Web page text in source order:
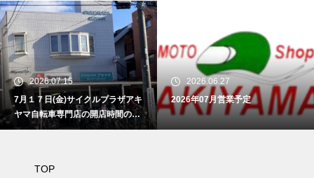
2026.07.15
7月１７日(金)サイクルプラザアキ
ヤマ自転車専門店の開店時間のお
知らせ
2026.06.27
2026年07月営業予定
TOP